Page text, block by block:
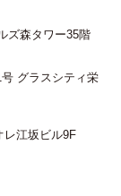
ズ森タワー35階
グラスシティ栄
江坂ビル9F